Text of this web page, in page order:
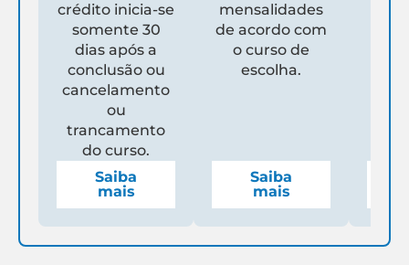
crédito inicia-se
somente 30
dias após a
conclusão ou
cancelamento
ou
trancamento
do curso.
Saiba
mais
mensalidades
de acordo com
o curso de
escolha.
Saiba
mais